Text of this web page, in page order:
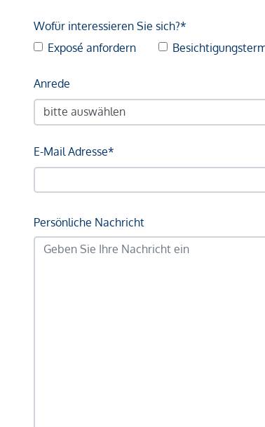
Wofür interessieren Sie sich?*
Exposé anfordern
Anrede
E-Mail Adresse*
Persönliche Nachricht